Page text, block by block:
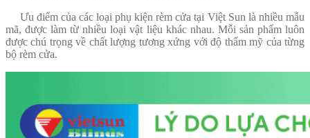
Ưu điểm của các loại phụ kiện rèm cửa tại Việt Sun là nhiều mẫu
mã, được làm từ nhiều loại vật liệu khác nhau. Mỗi sản phẩm luôn
được chú trọng về chất lượng tương xứng với độ thẩm mỹ của từng
bộ rèm cửa.